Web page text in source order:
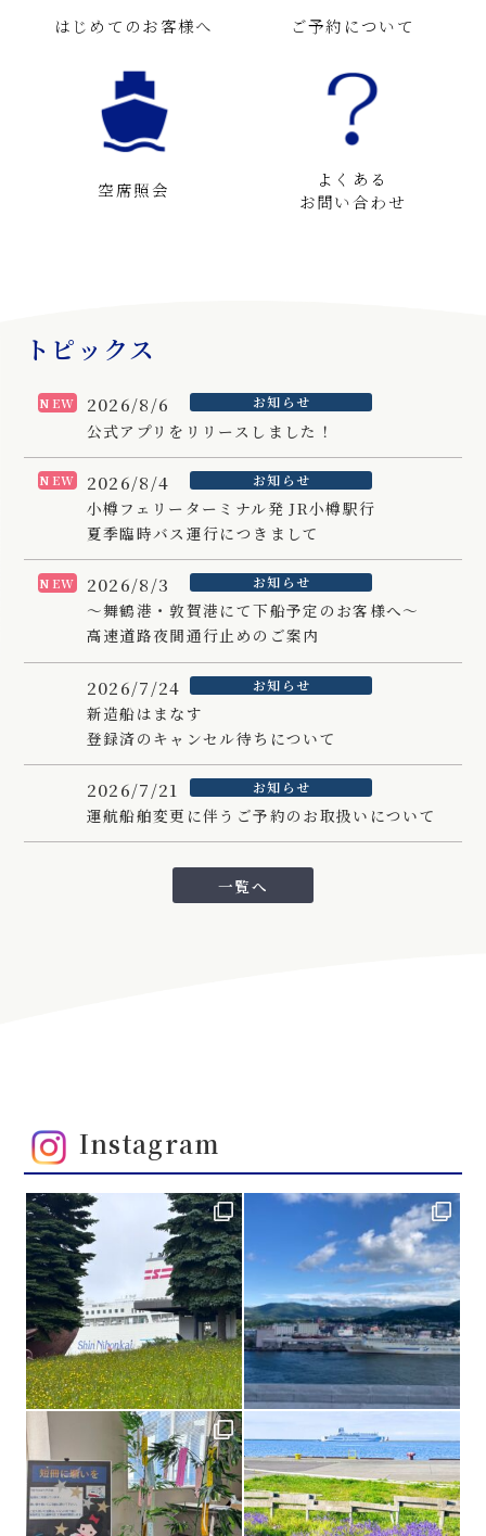
はじめてのお客様へ ご予約について
空席照会
よくある
お問い合わせ
トピックス
NEW 2026/8/6 お知らせ
公式アプリをリリースしました！
NEW 2026/8/4 お知らせ
小樽フェリーターミナル発 JR小樽駅行
夏季臨時バス運行につきまして
NEW 2026/8/3 お知らせ
～舞鶴港・敦賀港にて下船予定のお客様へ～
高速道路夜間通行止めのご案内
2026/7/24 お知らせ
新造船はまなす
登録済のキャンセル待ちについて
2026/7/21 お知らせ
運航船舶変更に伴うご予約のお取扱いについて
一覧へ
Instagram